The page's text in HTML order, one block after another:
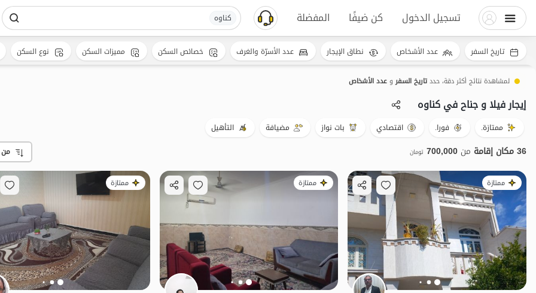
تسجيل الدخول كن ضيفًا المفضلة کناوه
لمشاهدة نتائج أكثر دقة، حددتاريخ السفروعدد الأشخاص
إيجار فيلا و جناح في کناوه
ممتازة. فورا. اقتصادي بات نواز مضيافة التأهيل
36 مكان إقامة من 700,000 تومان
ممتازة ممتازة ممتازة
تاريخ السفر عدد الأشخاص نطاق الإيجار عدد الأسرّة والغرف خصائص السكن مميزات السكن نوع السكن